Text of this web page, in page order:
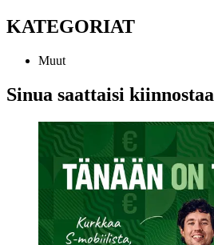
KATEGORIAT
Muut
Sinua saattaisi kiinnostaa